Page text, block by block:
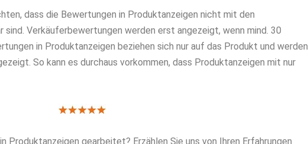
dass die Bewertungen in Produktanzeigen nicht mit den
Verkäuferbewertungen werden erst angezeigt, wenn mind. 30
in Produktanzeigen beziehen sich nur auf das Produkt und werden
So kann es durchaus vorkommen, dass Produktanzeigen mit nur
Produktanzeigen gearbeitet? Erzählen Sie uns von Ihren Erfahrungen